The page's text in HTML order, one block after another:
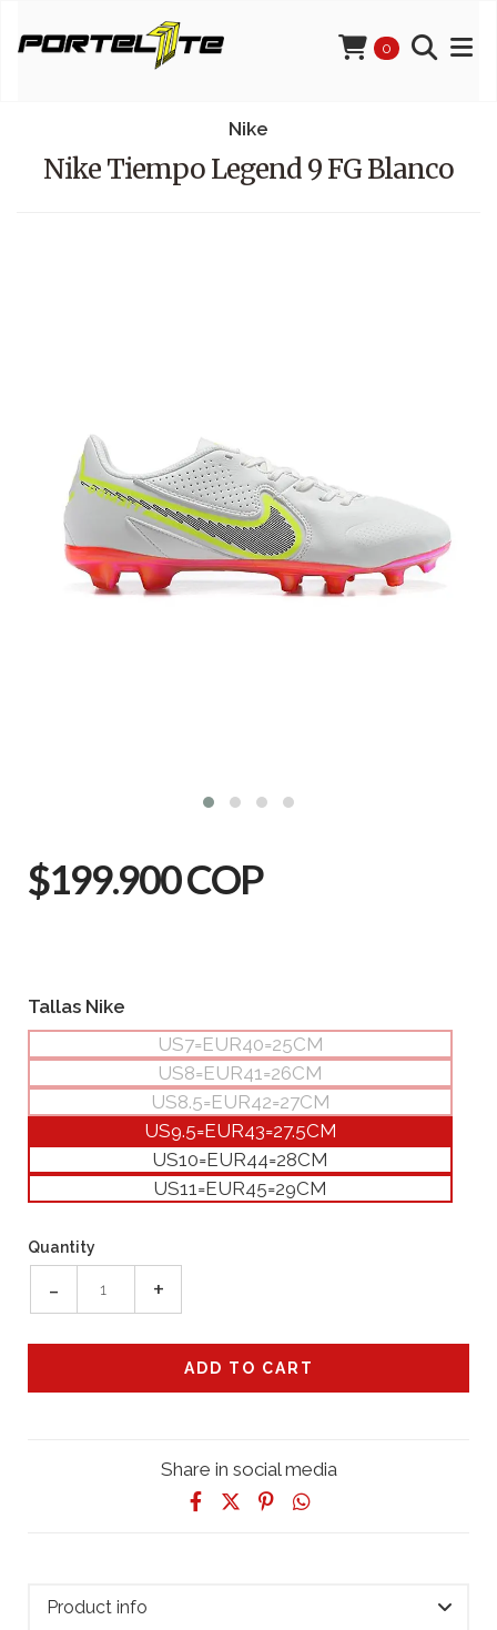
0
Nike
Nike Tiempo Legend 9 FG Blanco
$199.900 COP
Tallas Nike
US7=EUR40=25CM
US8=EUR41=26CM
US8.5=EUR42=27CM
US9.5=EUR43=27.5CM
US10=EUR44=28CM
US11=EUR45=29CM
Quantity
- +
Share in social media
Product info